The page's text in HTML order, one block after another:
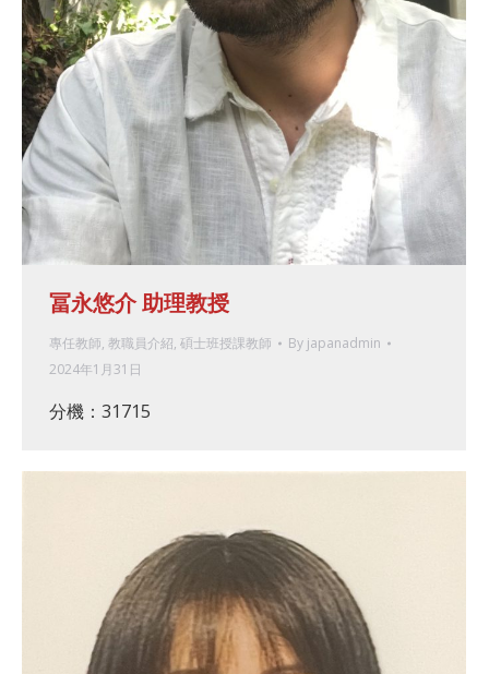
冨永悠介 助理教授
專任教師, 教職員介紹, 碩士班授課教師 By japanadmin
2024年1月31日
分機：31715